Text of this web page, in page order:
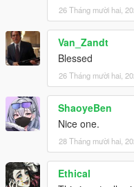
26 Tháng mười hai,
Van_Zandt
Blessed
26 Tháng mười hai,
ShaoyeBen
Nice one.
28 Tháng mười hai,
Ethical